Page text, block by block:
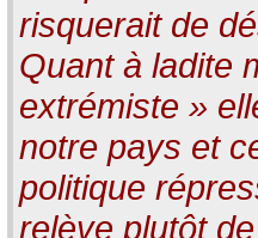
risquerait de
Quant à ladite
extrémiste »
notre pays et
politique
relève plutôt